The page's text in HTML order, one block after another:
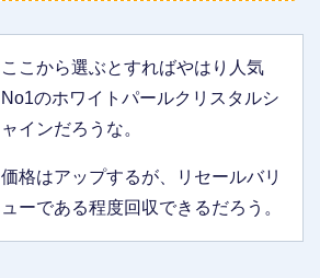
ここから選ぶとすればやはり人気
No1のホワイトパールクリスタルシ
ャインだろうな。
価格はアップするが、リセールバリ
ューである程度回収できるだろう。